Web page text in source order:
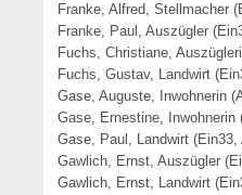
Franke, Alfred, Stellmacher
Franke, Paul, Auszügler
Fuchs, Christiane,
Fuchs, Gustav, Landwirt
Gase, Auguste, Inwohnerin
Gase, Ernestine, Inwohnerin
Gase, Paul, Landwirt
Gawlich, Ernst, Auszügler
Gawlich, Ernst, Landwirt